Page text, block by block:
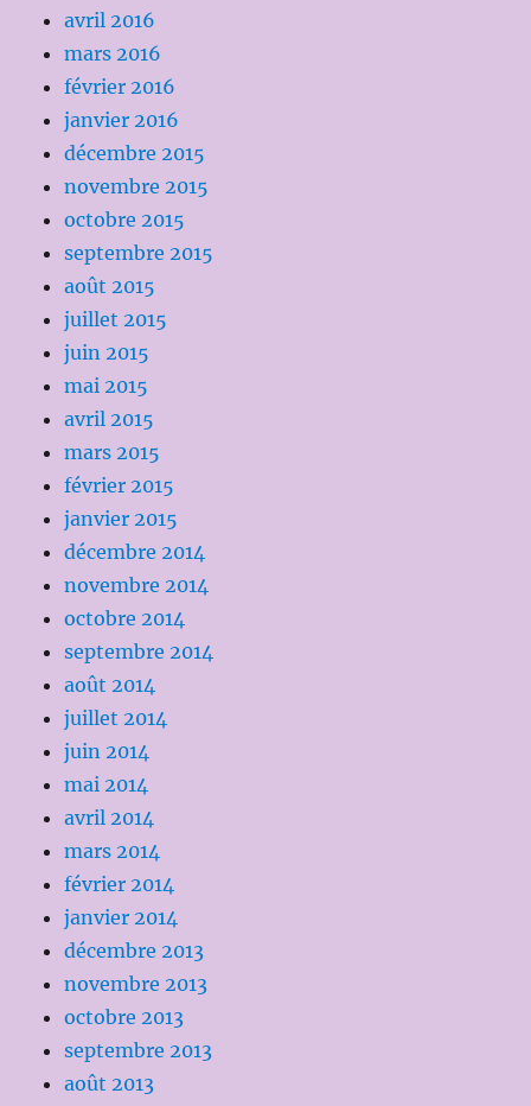
avril 2016
mars 2016
février 2016
janvier 2016
décembre 2015
novembre 2015
octobre 2015
septembre 2015
août 2015
juillet 2015
juin 2015
mai 2015
avril 2015
mars 2015
février 2015
janvier 2015
décembre 2014
novembre 2014
octobre 2014
septembre 2014
août 2014
juillet 2014
juin 2014
mai 2014
avril 2014
mars 2014
février 2014
janvier 2014
décembre 2013
novembre 2013
octobre 2013
septembre 2013
août 2013